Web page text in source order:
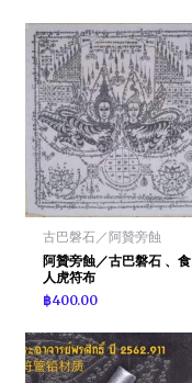
古巴磐石／阿贊旁蝕
阿贊旁蝕／古巴磐石 、食
人虎符布
฿400.00